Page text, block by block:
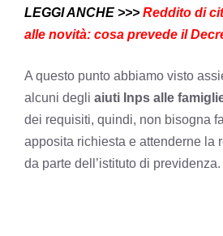
LEGGI ANCHE >>> Reddito di
alle novità: cosa prevede il
A questo punto abbiamo visto
alcuni degli aiuti Inps alle
dei requisiti, quindi, non bisogna
apposita richiesta e attenderne la
da parte dell’istituto di previdenza.